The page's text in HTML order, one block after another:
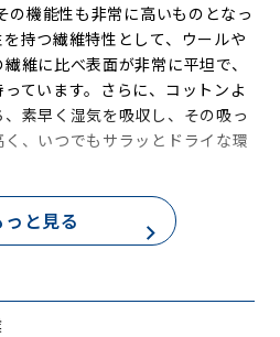
機能性も非常に高いものとなっ
持つ繊維特性として、ウールや
維に比べ表面が非常に平坦で、
ています。さらに、コットンよ
素早く湿気を吸収し、その吸っ
、いつでもサラッとドライな環
Treatment（トリートメント）
であるという点、ふわふわさの
っと見る